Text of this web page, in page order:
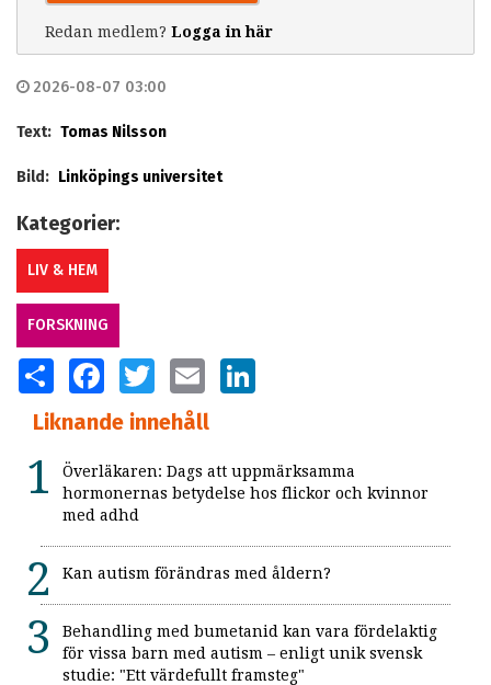
Redan medlem? Logga in här
2026-08-07 03:00
Text: Tomas Nilsson
Bild: Linköpings universitet
Kategorier:
LIV & HEM
FORSKNING
SHARE FACEBOOKTWITTER EMAIL
Liknande innehåll
Överläkaren: Dags att uppmärksamma
hormonernas betydelse hos flickor och kvinnor
med adhd
Kan autism förändras med åldern?
Behandling med bumetanid kan vara fördelaktig
för vissa barn med autism – enligt unik svensk
studie: "Ett värdefullt framsteg"